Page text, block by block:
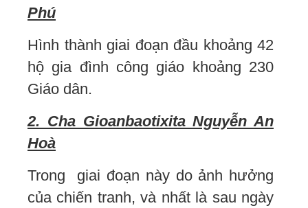
Phú
Hình thành giai đoạn đầu khoảng 42
hộ gia đình công giáo khoảng 230
Giáo dân.
2. Cha Gioanbaotixita Nguyễn An
Hoà
Trong giai đoạn này do ảnh hưởng
của chiến tranh, và nhất là sau ngày